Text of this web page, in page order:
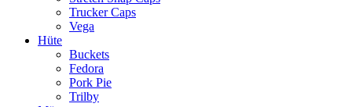
Trucker Caps
Vega
Hüte
Buckets
Fedora
Pork Pie
Trilby